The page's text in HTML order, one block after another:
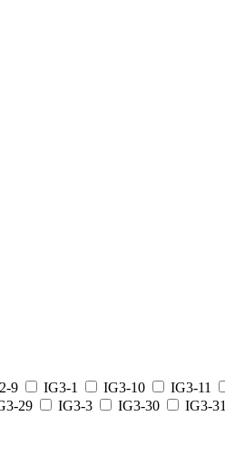
9 IG3-1 IG3-10 IG3-11
29 IG3-3 IG3-30 IG3-31